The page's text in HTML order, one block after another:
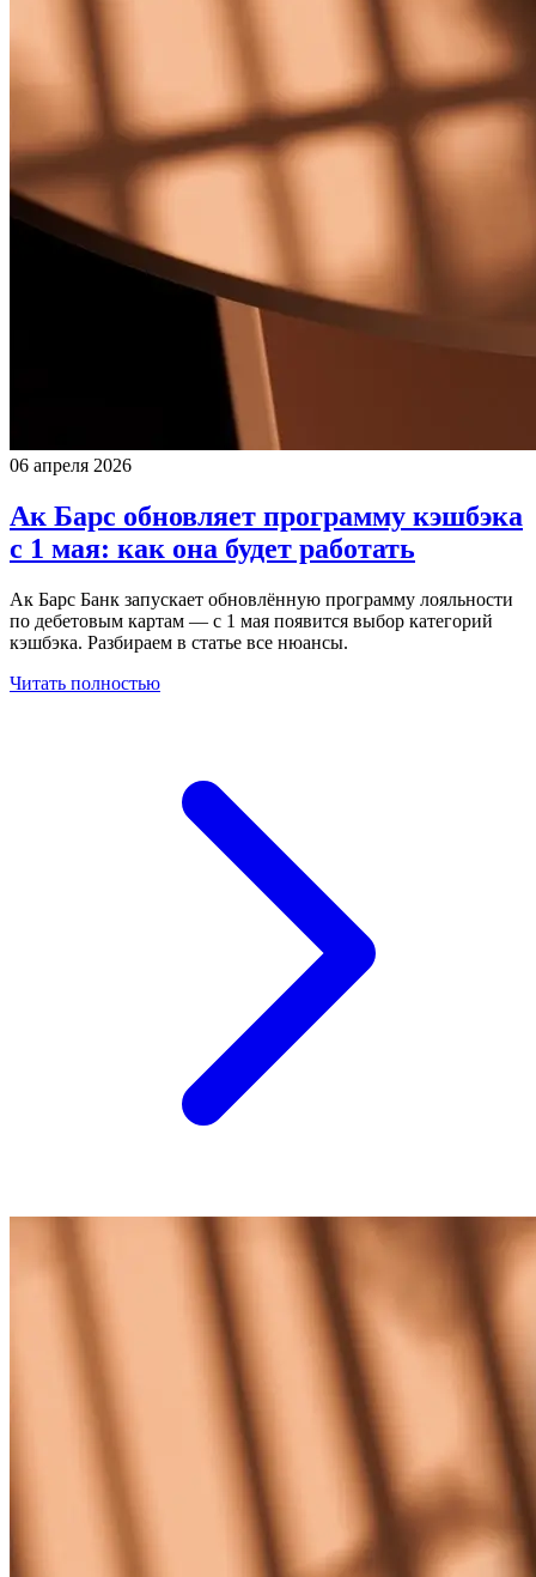
06 апреля 2026
Ак Барс обновляет программу кэшбэка
с 1 мая: как она будет работать
Ак Барс Банк запускает обновлённую программу лояльности
по дебетовым картам — с 1 мая появится выбор категорий
кэшбэка. Разбираем в статье все нюансы.
Читать полностью